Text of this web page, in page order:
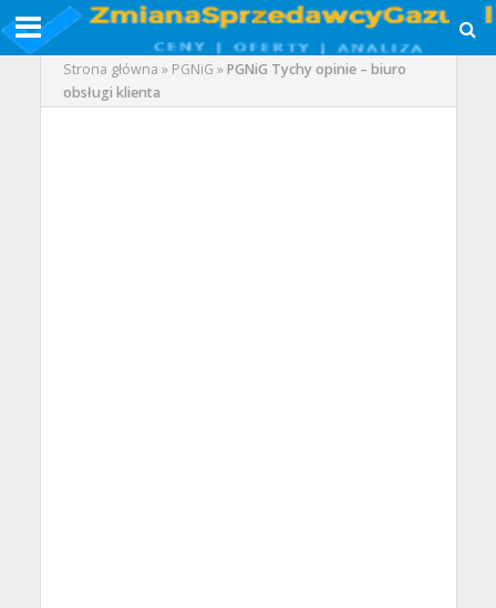
Strona główna » PGNiG »PGNiG Tychy opinie – biuro
obsługi klienta